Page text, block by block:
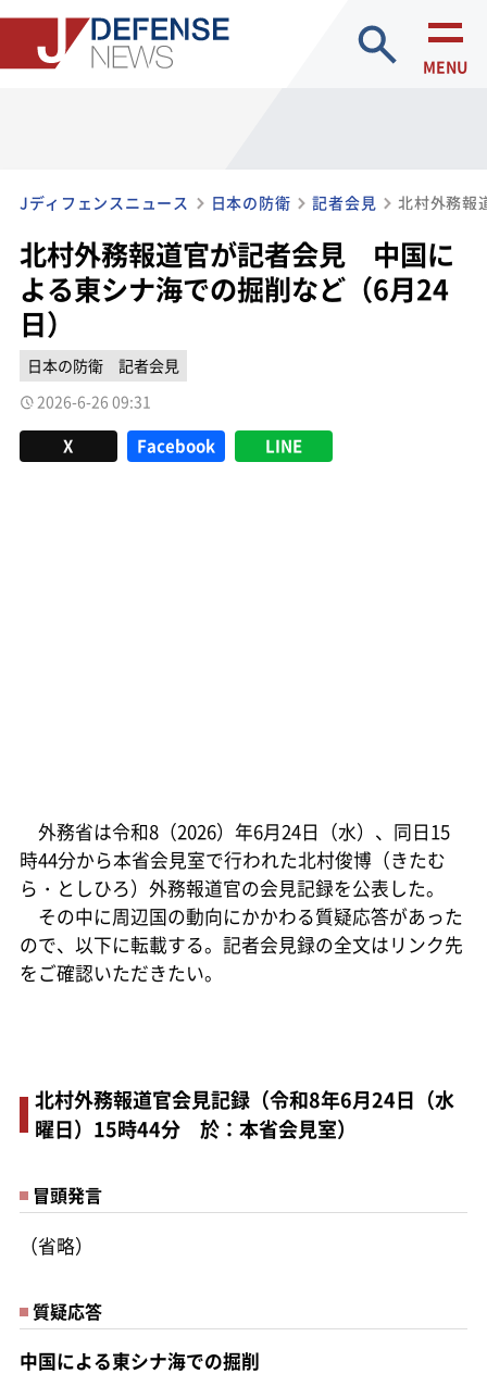
site search
MENU
Jディフェンスニュース 日本の防衛 記者会見
北村外務報道官が記者会見 中国に
よる東シナ海での掘削など（6月24
日）
日本の防衛
記者会見
2026-6-26 09:31
X Facebook LINE
外務省は令和8（2026）年6月24日（水）、同日15
時44分から本省会見室で行われた北村俊博（きたむ
ら・としひろ）外務報道官の会見記録を公表した。
その中に周辺国の動向にかかわる質疑応答があった
ので、以下に転載する。記者会見録の全文はリンク先
をご確認いただきたい。
北村外務報道官会見記録（令和8年6月24日（水
曜日）15時44分 於：本省会見室）
冒頭発言
（省略）
質疑応答
中国による東シナ海での掘削